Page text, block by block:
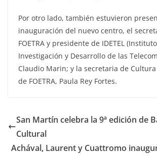
Por otro lado, también estuvieron
inauguración del nuevo centro, el
FOETRA y presidente de IDETEL
Investigación y Desarrollo de las
Claudio Marin; y la secretaria de
de FOETRA, Paula Rey Fortes.
San Martín celebra la 9ª edición de
Cultural
Achával, Laurent y Cuattromo